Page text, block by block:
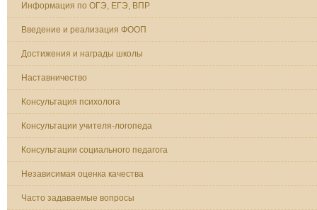
Информация по ОГЭ, ЕГЭ, ВПР
Введение и реализация ФООП
Достижения и награды школы
Наставничество
Консультация психолога
Консультации учителя-логопеда
Консультации социального педагога
Независимая оценка качества
Часто задаваемые вопросы